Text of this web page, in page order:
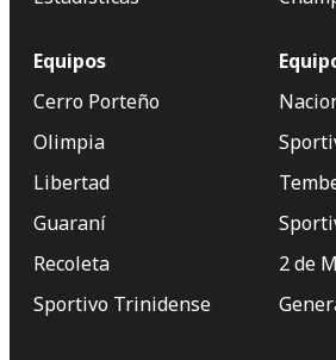
Equipos
Cerro Porteño
Olimpia
Libertad
Guaraní
Recoleta
Sportivo Trinidense
2 de